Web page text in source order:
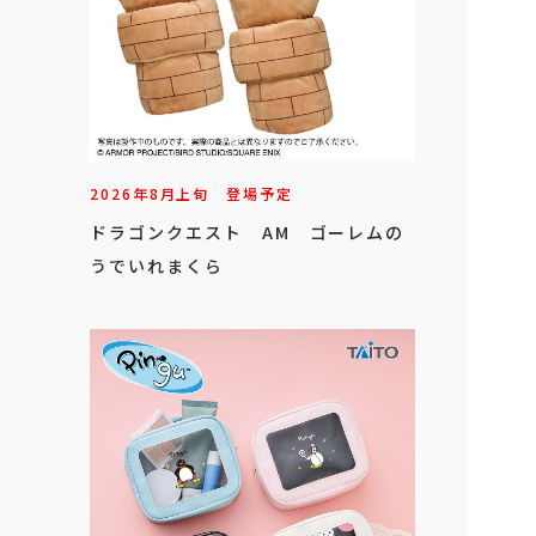
2026年8月上旬 登場予定
ドラゴンクエスト AM ゴーレムの
うでいれまくら